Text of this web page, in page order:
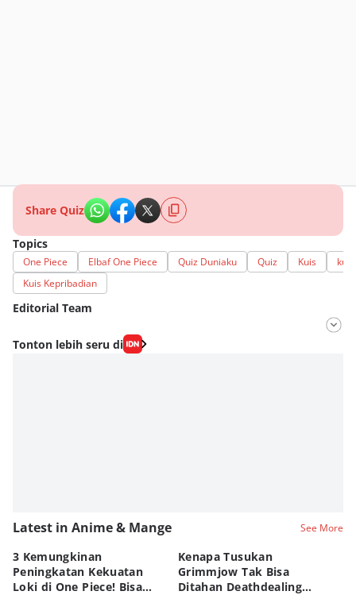
Share Quiz
Topics
One Piece Elbaf One Piece Quiz Duniaku Quiz Kuis
Kuis Kepribadian
Editorial Team
Editor
Tonton lebih seru di
Latest in Anime & Mange See More
3 Kemungkinan
Peningkatan Kekuatan
Loki di One Piece! Bisa
Kenapa Tusukan
Grimmjow Tak Bisa
Ditahan Deathdealing